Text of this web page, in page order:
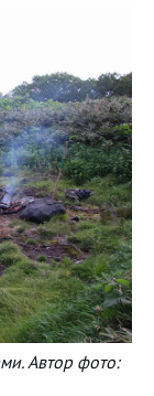
Автор фото: